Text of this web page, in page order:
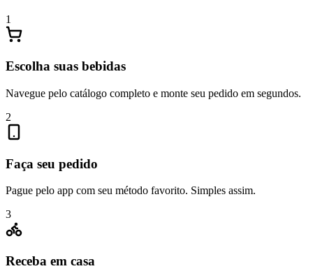
1
Escolha suas bebidas
Navegue pelo catálogo completo e monte seu pedido em segundos.
2
Faça seu pedido
Pague pelo app com seu método favorito. Simples assim.
3
Receba em casa